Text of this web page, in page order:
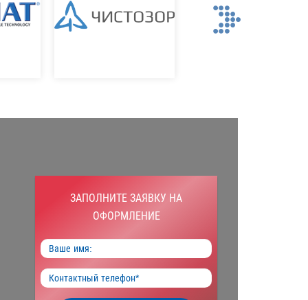
ЗАПОЛНИТЕ ЗАЯВКУ НА
ОФОРМЛЕНИЕ